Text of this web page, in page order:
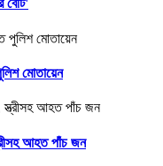
বেটি'
মোতায়েন
আহত পাঁচ জন